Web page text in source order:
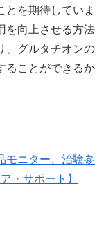
とを期待していま
を向上させる方法
、グルタチオンの
ることができるか
モニター、治験参
・サポート】